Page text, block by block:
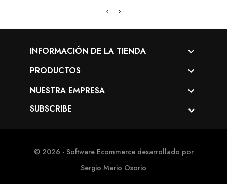
INFORMACIÓN DE LA TIENDA 
PRODUCTOS 
NUESTRA EMPRESA 
SUBSCRIBE
© 2026 - Software Ecommerce desarrollado por
Sergio Mario Osorio